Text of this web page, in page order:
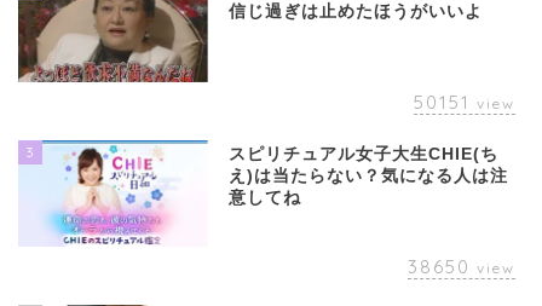
信じ過ぎは止めたほうがいいよ
50151 view
3
スピリチュアル女子大生CHIE(ち
え)は当たらない？気になる人は注
意してね
38650 view